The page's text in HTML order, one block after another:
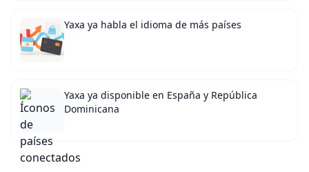
Yaxa ya habla el idioma de más países
Yaxa ya disponible en España y República
Dominicana